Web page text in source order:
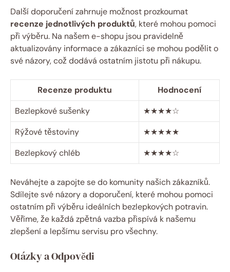
Další⁤ doporučení zahrnuje⁣ možnost prozkoumat
recenze⁤ jednotlivých produktů, ‍které mohou ⁤pomoci
při výběru.‌ Na‍ našem‍ e-shopu​ jsou pravidelně
aktualizovány⁣ informace a‌ zákazníci se mohou ⁣podělit o
své ⁣názory, což dodává ⁣ostatním jistotu při nákupu.
Recenze produktu
Hodnocení
Bezlepkové sušenky
★★★★☆
Rýžové těstoviny
★★★★★
Bezlepkový chléb
★★★★☆
Neváhejte a⁢ zapojte⁢ se‌ do komunity‌ našich ⁢zákazníků.⁣
Sdílejte své názory a doporučení, které mohou pomoci
ostatním při výběru ideálních‌ bezlepkových potravin.‌
Věříme, ​že každá zpětná vazba přispívá k našemu
zlepšení​ a lepšímu⁣ servisu pro všechny.
Otázky a Odpovědi